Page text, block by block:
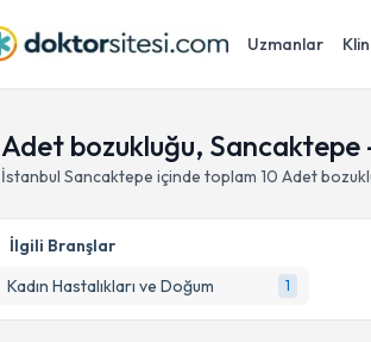
Uzmanlar
Adet bozukluğu, Sancaktepe
İstanbul Sancaktepe içinde toplam 10 Adet
İlgili Branşlar
Kadın Hastalıkları ve Doğum
1